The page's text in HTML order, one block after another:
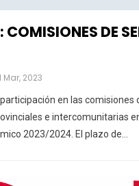
DE
Mar, 2023
en las comisiones
e intercomunitarias
2023/2024. El plazo de